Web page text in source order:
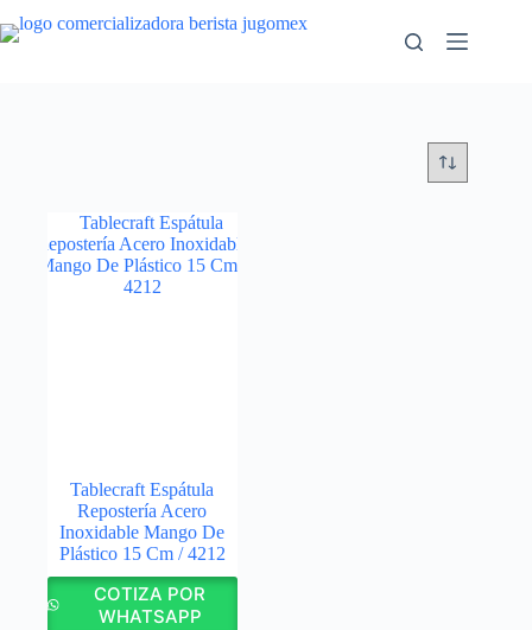
al
Tablecraft Espátula
Repostería Acero
Inoxidable Mango De
Plástico 15 Cm / 4212
COTIZA POR
WHATSAPP